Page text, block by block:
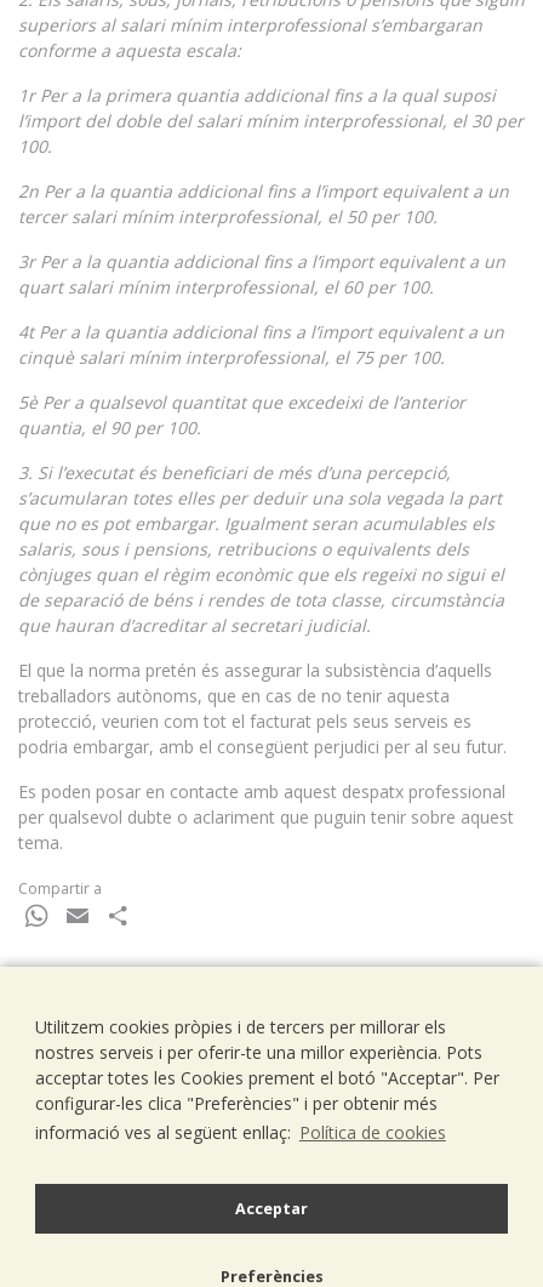
superiors al salari mínim interprofessional s’embargaran
conforme a aquesta escala:
1r Per a la primera quantia addicional fins a la qual suposi
l’import del doble del salari mínim interprofessional, el 30 per
100.
2n Per a la quantia addicional fins a l’import equivalent a un
tercer salari mínim interprofessional, el 50 per 100.
3r Per a la quantia addicional fins a l’import equivalent a un
quart salari mínim interprofessional, el 60 per 100.
4t Per a la quantia addicional fins a l’import equivalent a un
cinquè salari mínim interprofessional, el 75 per 100.
5è Per a qualsevol quantitat que excedeixi de l’anterior
quantia, el 90 per 100.
3. Si l’executat és beneficiari de més d’una percepció,
s’acumularan totes elles per deduir una sola vegada la part
que no es pot embargar. Igualment seran acumulables els
salaris, sous i pensions, retribucions o equivalents dels
cònjuges quan el règim econòmic que els regeixi no sigui el
de separació de béns i rendes de tota classe, circumstància
que hauran d’acreditar al secretari judicial.
El que la norma pretén és assegurar la subsistència d’aquells
treballadors autònoms, que en cas de no tenir aquesta
protecció, veurien com tot el facturat pels seus serveis es
podria embargar, amb el consegüent perjudici per al seu futur.
Es poden posar en contacte amb aquest despatx professional
per qualsevol dubte o aclariment que puguin tenir sobre aquest
tema.
Compartir a
WhatsApp
Email
Ramells Ramoneda
Assessors - Consultors
C/ Balmes 203, 1º 1ª
08006 Barcelona
T..93 238 79 26
política de privacitat política de cookies
Utilitzem cookies pròpies i de tercers per millorar els
nostres serveis i per oferir-te una millor experiència. Pots
acceptar totes les Cookies prement el botó "Acceptar". Per
configurar-les clica "Preferències" i per obtenir més
informació ves al següent enllaç: Política de cookies
Acceptar
Preferències